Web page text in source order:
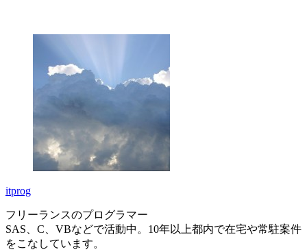
itprog
フリーランスのプログラマー
SAS、C、VBなどで活動中。10年以上都内で在宅や常駐案件
をこなしています。